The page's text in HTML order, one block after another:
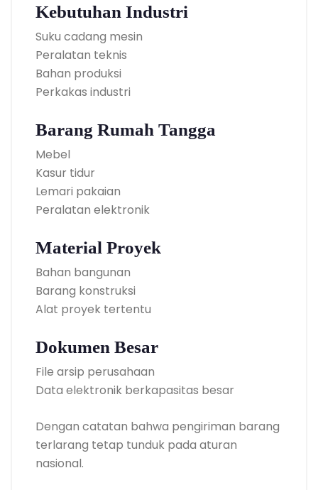
Kebutuhan Industri
Suku cadang mesin
Peralatan teknis
Bahan produksi
Perkakas industri
Barang Rumah Tangga
Mebel
Kasur tidur
Lemari pakaian
Peralatan elektronik
Material Proyek
Bahan bangunan
Barang konstruksi
Alat proyek tertentu
Dokumen Besar
File arsip perusahaan
Data elektronik berkapasitas besar
Dengan catatan bahwa pengiriman barang
terlarang tetap tunduk pada aturan
nasional.